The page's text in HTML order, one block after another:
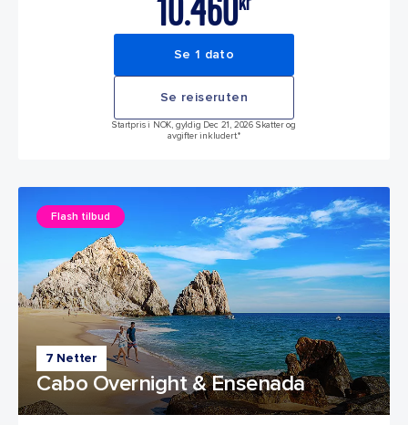
Se 1 dato
Se reiseruten
Startpris i NOK, gyldig Dec 21, 2026 Skatter og
avgifter inkludert.*
7 Netter
Cabo Overnight & Ensenada
Flash tilbud